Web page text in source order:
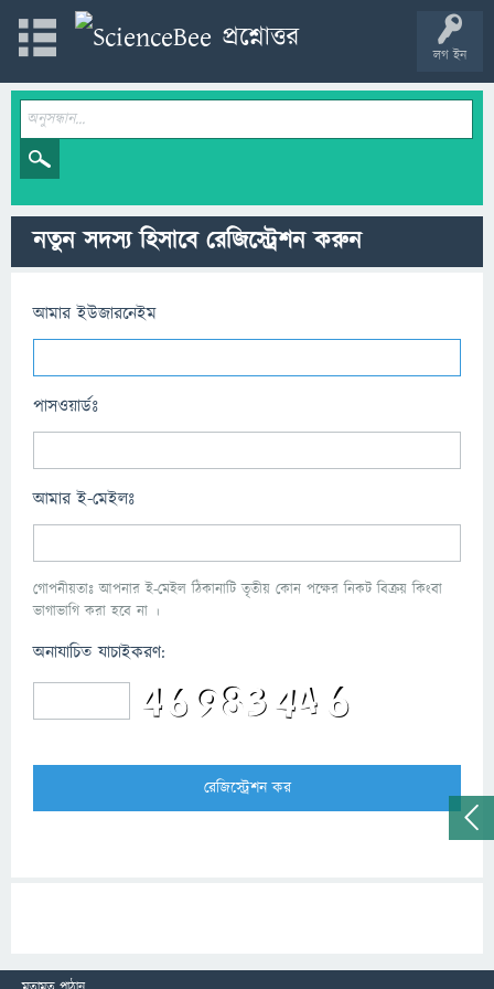
লগ ইন
নতুন সদস্য হিসাবে রেজিস্ট্রেশন করুন
আমার ইউজারনেইম
পাসওয়ার্ডঃ
আমার ই-মেইলঃ
গোপনীয়তাঃ আপনার ই-মেইল ঠিকানাটি তৃতীয় কোন পক্ষের নিকট বিক্রয় কিংবা
ভাগাভাগি করা হবে না ।
অনাযাচিত যাচাইকরণ: